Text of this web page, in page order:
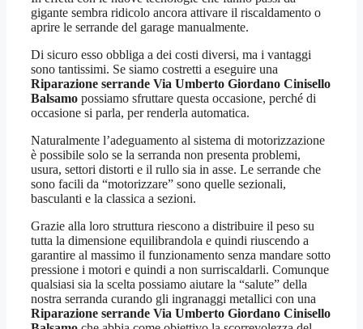
gigante sembra ridicolo ancora attivare il riscaldamento o
aprire le serrande del garage manualmente.
Di sicuro esso obbliga a dei costi diversi, ma i vantaggi
sono tantissimi. Se siamo costretti a eseguire una
Riparazione serrande Via Umberto Giordano Cinisello
Balsamo possiamo sfruttare questa occasione, perché di
occasione si parla, per renderla automatica.
Naturalmente l’adeguamento al sistema di motorizzazione
è possibile solo se la serranda non presenta problemi,
usura, settori distorti e il rullo sia in asse. Le serrande che
sono facili da “motorizzare” sono quelle sezionali,
basculanti e la classica a sezioni.
Grazie alla loro struttura riescono a distribuire il peso su
tutta la dimensione equilibrandola e quindi riuscendo a
garantire al massimo il funzionamento senza mandare sotto
pressione i motori e quindi a non surriscaldarli. Comunque
qualsiasi sia la scelta possiamo aiutare la “salute” della
nostra serranda curando gli ingranaggi metallici con una
Riparazione serrande Via Umberto Giordano Cinisello